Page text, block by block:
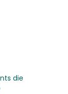
die